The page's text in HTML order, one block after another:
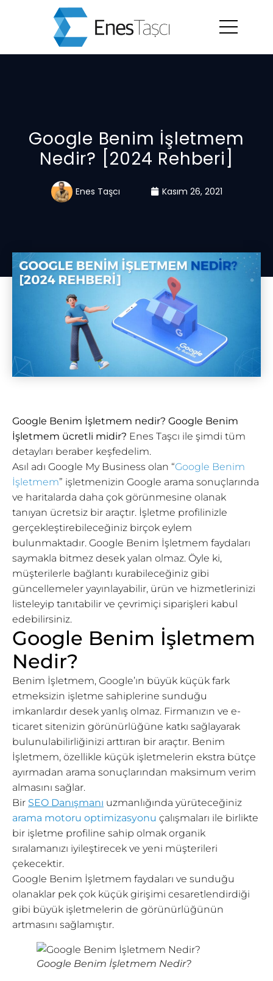
Google Benim İşletmem
Nedir? [2024 Rehberi]
Enes Taşcı Kasım 26, 2021
Google Benim İşletmem nedir? Google Benim
İşletmem ücretli midir? Enes Taşcı ile şimdi tüm
detayları beraber keşfedelim.
Asıl adı Google My Business olan “Google Benim
İşletmem” işletmenizin Google arama sonuçlarında
ve haritalarda daha çok görünmesine olanak
tanıyan ücretsiz bir araçtır. İşletme profilinizle
gerçekleştirebileceğiniz birçok eylem
bulunmaktadır. Google Benim İşletmem faydaları
saymakla bitmez desek yalan olmaz. Öyle ki,
müşterilerle bağlantı kurabileceğiniz gibi
güncellemeler yayınlayabilir, ürün ve hizmetlerinizi
listeleyip tanıtabilir ve çevrimiçi siparişleri kabul
edebilirsiniz.
Google Benim İşletmem
Nedir?
Benim İşletmem, Google’ın büyük küçük fark
etmeksizin işletme sahiplerine sunduğu
imkanlardır desek yanlış olmaz. Firmanızın ve e-
ticaret sitenizin görünürlüğüne katkı sağlayarak
bulunulabilirliğinizi arttıran bir araçtır. Benim
İşletmem, özellikle küçük işletmelerin ekstra bütçe
ayırmadan arama sonuçlarından maksimum verim
almasını sağlar.
Bir SEO Danışmanı uzmanlığında yürüteceğiniz
arama motoru optimizasyonu çalışmaları ile birlikte
bir işletme profiline sahip olmak organik
sıralamanızı iyileştirecek ve yeni müşterileri
çekecektir.
Google Benim İşletmem faydaları ve sunduğu
olanaklar pek çok küçük girişimi cesaretlendirdiği
gibi büyük işletmelerin de görünürlüğünün
artmasını sağlamıştır.
Google Benim İşletmem Nedir?